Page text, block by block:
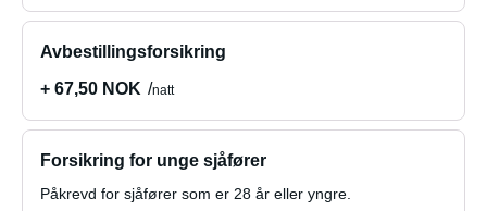
Avbestillingsforsikring
+ 67,50 NOK
natt
Forsikring for unge sjåfører
Påkrevd for sjåfører som er 28 år eller yngre.